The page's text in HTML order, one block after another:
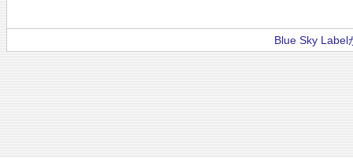
Blue Sky Label